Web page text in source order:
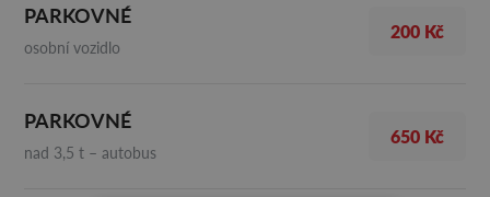
PARKOVNÉ
osobní vozidlo
200 Kč
PARKOVNÉ
nad 3,5 t – autobus
650 Kč